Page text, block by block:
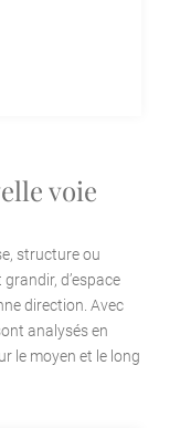
voie
structure ou
d’espace
direction. Avec
analysés en
le moyen et le long